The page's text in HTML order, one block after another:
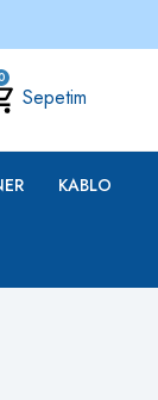
Sepetim
KABLO